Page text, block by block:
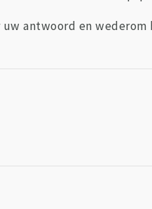
antwoord en wederom